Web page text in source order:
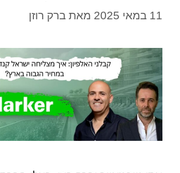
11 במאי 2025 מאת ברק רוזן